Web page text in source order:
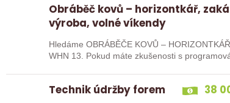
Obráběč kovů – horizontkář,
výroba, volné víkendy
Hledáme OBRÁBĚČE KOVŮ –
WHN 13. Pokud máte zkušenosti s
Technik údržby forem 38